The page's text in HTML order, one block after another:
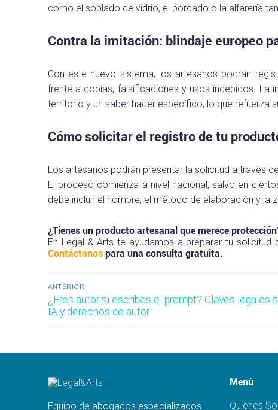
como el soplado de vidrio, el bordado o la alfarería
Contra la imitación: blindaje europeo
Con este nuevo sistema, los artesanos podrán
frente a copias, falsificaciones y usos indebidos. La
territorio y un saber hacer específico, lo que refuerza
Cómo solicitar el registro de tu
Los artesanos podrán presentar la solicitud a través
El proceso comienza a nivel nacional, salvo en
debe incluir el nombre, el método de elaboración y la
¿Tienes un producto artesanal que merece
En Legal & Arts te ayudamos a preparar tu
Contáctanos para una consulta gratuita.
Navegación
de
ANTERIOR
Entrada
anterior:
¿Eres autor si escribes el prompt? Claves legales
IA y derechos de autor
Equipo de abogados especializados
Menú
Quiénes